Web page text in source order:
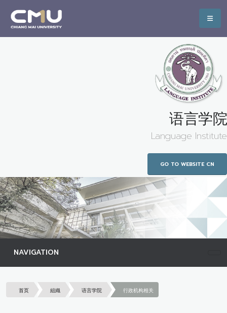
语言学院
Language Institute
GO TO WEBSITE CN
NAVIGATION
首页 組織 语言学院 行政机构相关